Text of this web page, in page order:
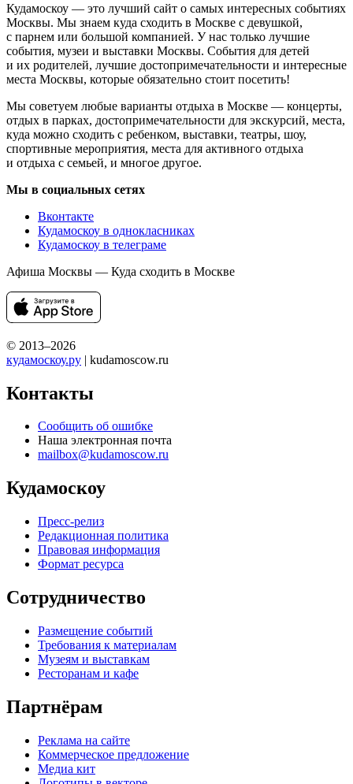
Кудамоскоу — это лучший сайт о самых интересных событиях
Москвы. Мы знаем куда сходить в Москве с девушкой,
с парнем или большой компанией. У нас только лучшие
события, музеи и выставки Москвы. События для детей
и их родителей, лучшие достопримечательности и интересные
места Москвы, которые обязательно стоит посетить!
Мы советуем любые варианты отдыха в Москве — концерты,
отдых в парках, достопримечательности для экскурсий, места,
куда можно сходить с ребенком, выставки, театры, шоу,
спортивные мероприятия, места для активного отдыха
и отдыха с семьей, и многое другое.
Мы в социальных сетях
Вконтакте
Кудамоскоу в однокласниках
Кудамоскоу в телеграме
Афиша Москвы — Куда сходить в Москве
© 2013–2026
кудамоскоу.ру | kudamoscow.ru
Контакты
Сообщить об ошибке
Наша электронная почта
mailbox@kudamoscow.ru
Кудамоскоу
Пресс-релиз
Редакционная политика
Правовая информация
Формат ресурса
Сотрудничество
Размещение событий
Требования к материалам
Музеям и выставкам
Ресторанам и кафе
Партнёрам
Реклама на сайте
Коммерческое предложение
Медиа кит